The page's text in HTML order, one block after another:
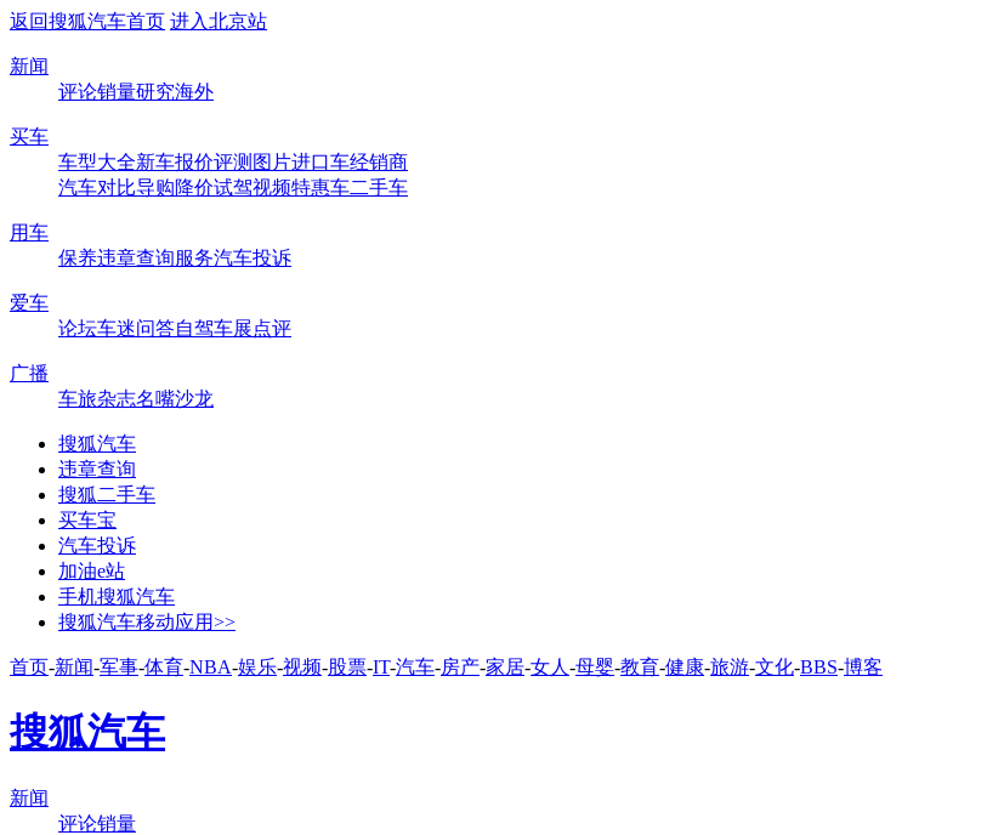
返回搜狐汽车首页 进入北京站
新闻
评论销量研究海外
买车
车型大全新车报价评测 图片进口车经销商
汽车对比导购降价试驾视频特惠车二手车
用车
保养违章查询服务汽车投诉
爱车
论坛车迷问答自驾车展点评
广播
车旅杂志名嘴沙龙
搜狐汽车
违章查询
搜狐二手车
买车宝
汽车投诉
加油e站
手机搜狐汽车
搜狐汽车移动应用>>
首页-新闻-军事-体育-NBA-娱乐-视频-股票-IT-汽车-房产-家居-女人 -母婴-教育-健康-旅游-文化-BBS-博客
搜狐汽车
新闻
评论销量